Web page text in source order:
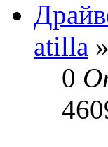
atilla
0